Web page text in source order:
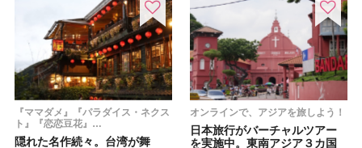
『ママダメ』『パラダイス・ネクス
ト』『恋恋豆花』…
隠れた名作続々。台湾が舞
オンラインで、アジアを旅しよう！
日本旅行がバーチャルツアー
を実施中。東南アジア３カ国